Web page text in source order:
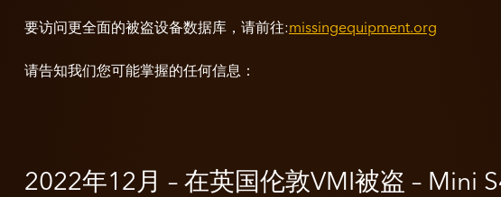
要访问更全面的被盗设备数据库，请前往:missingequipment.org
请告知我们您可能掌握的任何信息：
2022年12月 – 在英国伦敦VMI被盗 – Mini